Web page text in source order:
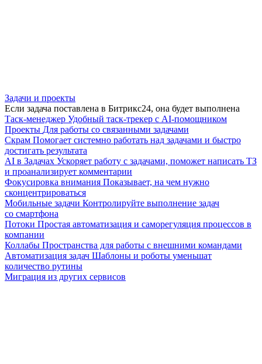
Задачи и проекты
Если задача поставлена в Битрикс24, она будет выполнена
Таск-менеджер Удобный таск-трекер с AI-помощником
Проекты Для работы со связанными задачами
Скрам Помогает системно работать над задачами и быстро
достигать результата
AI в Задачах Ускоряет работу с задачами, поможет написать ТЗ
и проанализирует комментарии
Фокусировка внимания Показывает, на чем нужно
сконцентрироваться
Мобильные задачи Контролируйте выполнение задач
со смартфона
Потоки Простая автоматизация и саморегуляция процессов в
компании
Коллабы Пространства для работы с внешними командами
Автоматизация задач Шаблоны и роботы уменьшат
количество рутины
Миграция из других сервисов